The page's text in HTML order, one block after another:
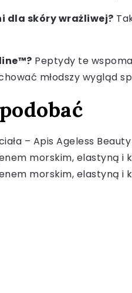
dla skóry wrażliwej?
Peptydy te
młodszy wygląd
– Apis Ageless
morskim, elastyną i
morskim, elastyną i